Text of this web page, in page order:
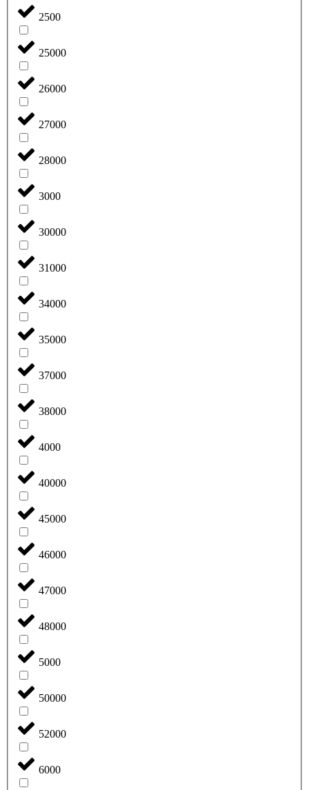
2500
25000
26000
27000
28000
3000
30000
31000
34000
35000
37000
38000
4000
40000
45000
46000
47000
48000
5000
50000
52000
6000